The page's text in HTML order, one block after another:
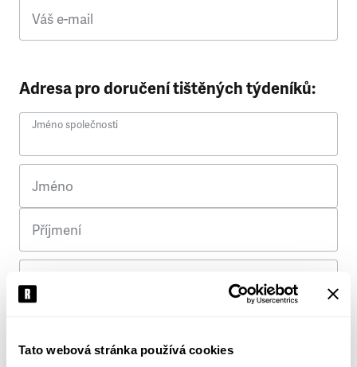
Tato webová stránka používá cookies
Váš e-mail
Adresa pro doručení tištěných týdeníků:
Jméno společnosti
Jméno
Příjmení
Ulice